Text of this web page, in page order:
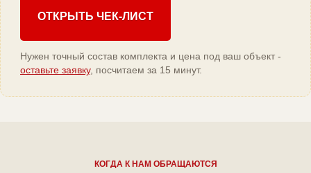
ОТКРЫТЬ ЧЕК-ЛИСТ
Нужен точный состав комплекта и цена под ваш объект -
оставьте заявку, посчитаем за 15 минут.
КОГДА К НАМ ОБРАЩАЮТСЯ